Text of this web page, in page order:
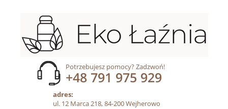
Potrzebujesz pomocy? Zadzwoń!
+48 791 975 929
adres:
ul. 12 Marca 218, 84-200 Wejherowo